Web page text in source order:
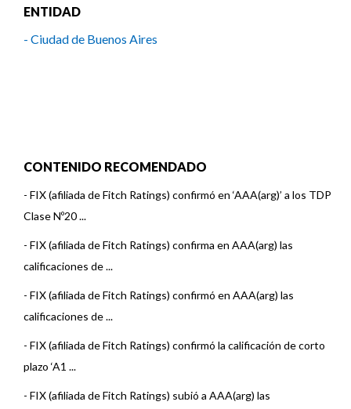
ENTIDAD
- Ciudad de Buenos Aires
CONTENIDO RECOMENDADO
- FIX (afiliada de Fitch Ratings) confirmó en ‘AAA(arg)’ a los TDP
Clase Nº20 ...
- FIX (afiliada de Fitch Ratings) confirma en AAA(arg) las
calificaciones de ...
- FIX (afiliada de Fitch Ratings) confirmó en AAA(arg) las
calificaciones de ...
- FIX (afiliada de Fitch Ratings) confirmó la calificación de corto
plazo ‘A1 ...
- FIX (afiliada de Fitch Ratings) subió a AAA(arg) las